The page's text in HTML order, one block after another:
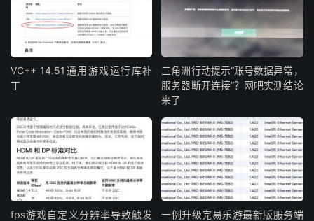
VC++ 14.51通用游戏运行库补
丁
三角洲行动提示“账号数据异常，
服务器断开连接”？网吧实测结论
来了
fps游戏自定义分辨率导致触发
一例升级完易乐游最新版服务端